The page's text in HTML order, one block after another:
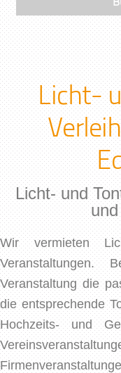
Licht-
Licht- und
Wir vermieten
Veranstaltung die
die entsprechende
Hochzeits- und